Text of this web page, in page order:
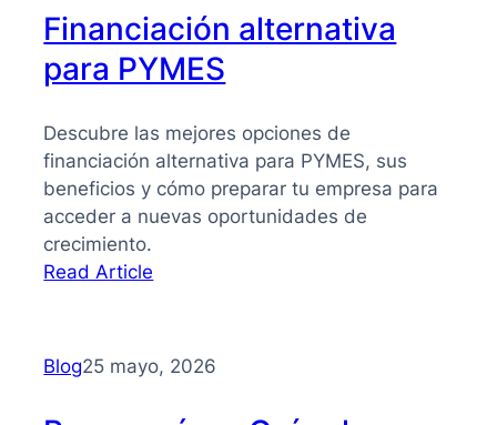
tomar
mejores
decisiones
Financiación alternativa
para PYMES
Descubre las mejores opciones de
financiación alternativa para PYMES, sus
beneficios y cómo preparar tu empresa para
acceder a nuevas oportunidades de
crecimiento.
Read Article
para
PYMES
Blog25 mayo, 2026